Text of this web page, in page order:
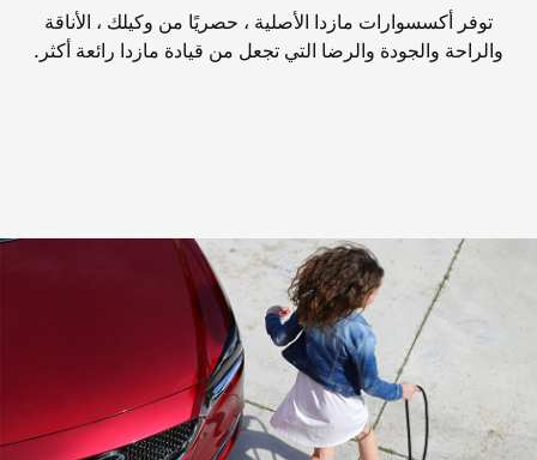
توفر أكسسوارات مازدا الأصلية ، حصريًا من وكيلك ، الأناقة
والراحة والجودة والرضا التي تجعل من قيادة مازدا رائعة أكثر.